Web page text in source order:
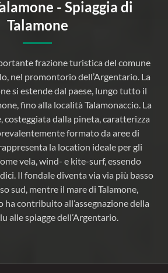
- Spiaggia di
Talamone
frazione turistica del comune
nel promontorio dell’Argentario. La
si estende dal paese, lungo tutto il
fino alla località Talamonaccio. La
costeggiata dalla pineta, caratterizza
formato da aree di
la location ideale per gli
vela, wind- e kite-surf, essendo
Il fondale diventa via via più basso
sud, mentre il mare di Talamone,
ha contribuito all’assegnazione della
alle spiagge dell’Argentario.